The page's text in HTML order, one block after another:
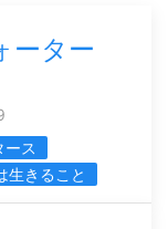
ーター
ース
生きること